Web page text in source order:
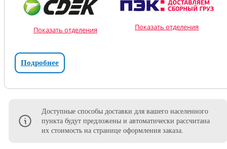
Показать отделения Показать отделения
Подробнее
Доступные способы доставки для вашего населенного
пункта будут предложены и автоматически рассчитана
их стоимость на странице оформления заказа.